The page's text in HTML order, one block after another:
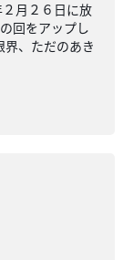
月２６日に放
回をアップし
界、ただのあき